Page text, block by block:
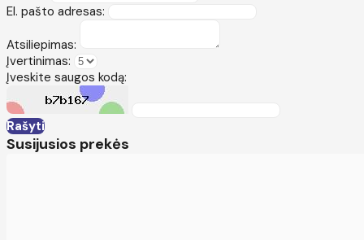
El. pašto adresas:
Atsiliepimas:
Įvertinimas:
Įveskite saugos kodą:
Rašyti
Susijusios prekės